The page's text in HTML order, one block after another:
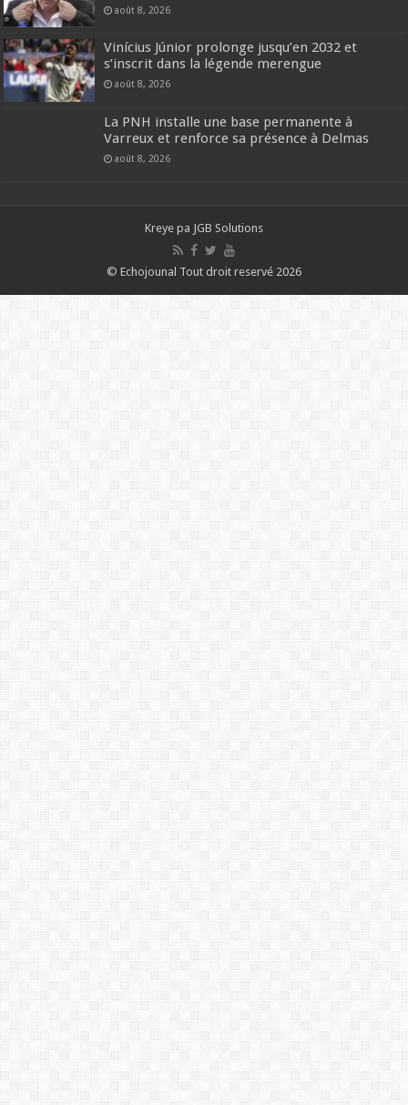
août 8, 2026
Vinícius Júnior prolonge jusqu’en 2032 et
s’inscrit dans la légende merengue
août 8, 2026
La PNH installe une base permanente à
Varreux et renforce sa présence à Delmas
août 8, 2026
Kreye pa JGB Solutions
© Echojounal Tout droit reservé 2026